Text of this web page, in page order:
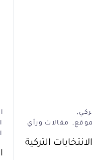
مقالات ورأي
التركية